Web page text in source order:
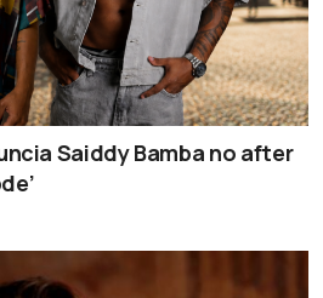
Saiddy Bamba no after